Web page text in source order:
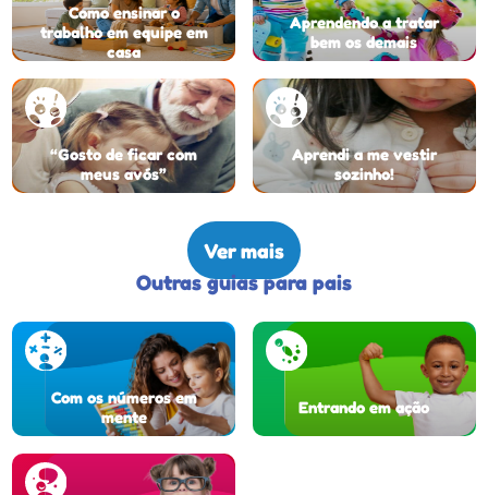
Como ensinar o
trabalho em equipe em
casa
Aprendendo a tratar
bem os demais
“Gosto de ficar com
meus avós”
Aprendi a me vestir
sozinho!
Ver mais
Outras guias para pais
Com os números em
mente
Entrando em ação